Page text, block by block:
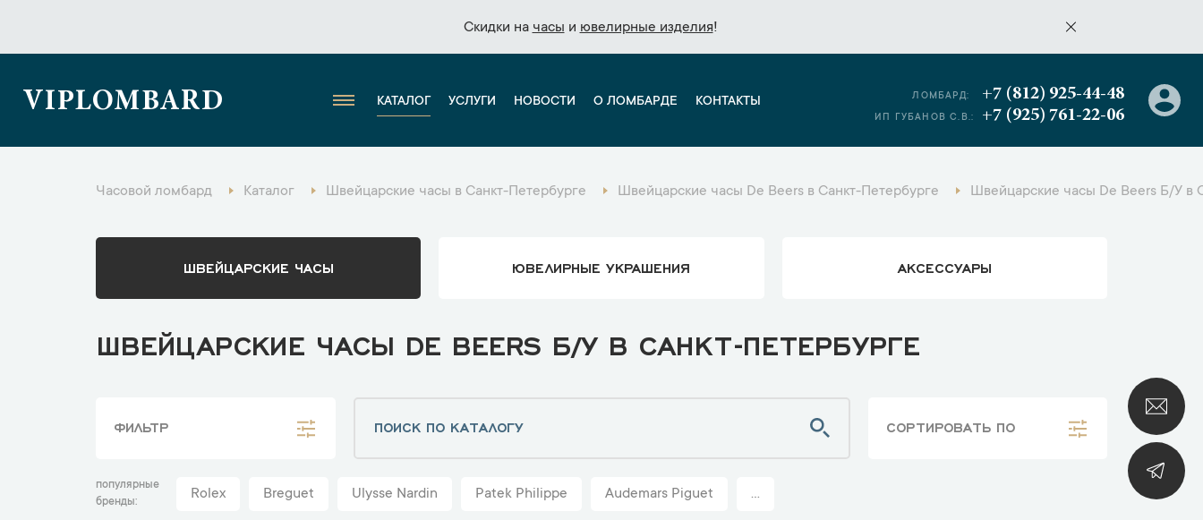
Скидки на часы и ювелирные изделия!
Скидки на часы и ювелирные изделия!
VIPLOMBARD КАТАЛОГ УСЛУГИ НОВОСТИ О ЛОМБАРДЕ КОНТАКТЫ ЛОМБАРД: +7 (812) 925-44-48
ИП ГУБАНОВ С.В.: +7 (925) 761-22-06
Часовой ломбард Каталог Швейцарские часы в Санкт-Петербурге Швейцарские часы De Beers в Санкт-Петербурге Швейцарские часы De Beers Б/У в
ШВЕЙЦАРСКИЕ ЧАСЫ ЮВЕЛИРНЫЕ УКРАШЕНИЯ АКСЕССУАРЫ
ШВЕЙЦАРСКИЕ ЧАСЫ DE BEERS Б/У В САНКТ-ПЕТЕРБУРГЕ
ФИЛЬТР СОРТИРОВАТЬ ПО
популярные
бренды
Rolex Breguet Ulysse Nardin Patek Philippe Audemars Piguet ...